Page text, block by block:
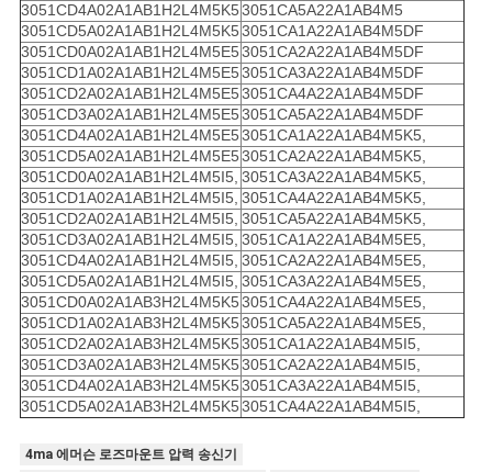
3051CD4A02A1AB1H2L4M5K53051CA5A22A1AB4M5
3051CD5A02A1AB1H2L4M5K53051CA1A22A1AB4M5DF
3051CD0A02A1AB1H2L4M5E53051CA2A22A1AB4M5DF
3051CD1A02A1AB1H2L4M5E53051CA3A22A1AB4M5DF
3051CD2A02A1AB1H2L4M5E53051CA4A22A1AB4M5DF
3051CD3A02A1AB1H2L4M5E53051CA5A22A1AB4M5DF
3051CD4A02A1AB1H2L4M5E53051CA1A22A1AB4M5K5,
3051CD5A02A1AB1H2L4M5E53051CA2A22A1AB4M5K5,
3051CD0A02A1AB1H2L4M5I5, 3051CA3A22A1AB4M5K5,
3051CD1A02A1AB1H2L4M5I5, 3051CA4A22A1AB4M5K5,
3051CD2A02A1AB1H2L4M5I5, 3051CA5A22A1AB4M5K5,
3051CD3A02A1AB1H2L4M5I5, 3051CA1A22A1AB4M5E5,
3051CD4A02A1AB1H2L4M5I5, 3051CA2A22A1AB4M5E5,
3051CD5A02A1AB1H2L4M5I5, 3051CA3A22A1AB4M5E5,
3051CD0A02A1AB3H2L4M5K53051CA4A22A1AB4M5E5,
3051CD1A02A1AB3H2L4M5K53051CA5A22A1AB4M5E5,
3051CD2A02A1AB3H2L4M5K53051CA1A22A1AB4M5I5,
3051CD3A02A1AB3H2L4M5K53051CA2A22A1AB4M5I5,
3051CD4A02A1AB3H2L4M5K53051CA3A22A1AB4M5I5,
3051CD5A02A1AB3H2L4M5K53051CA4A22A1AB4M5I5,
4ma 에머슨 로즈마운트 압력 송신기